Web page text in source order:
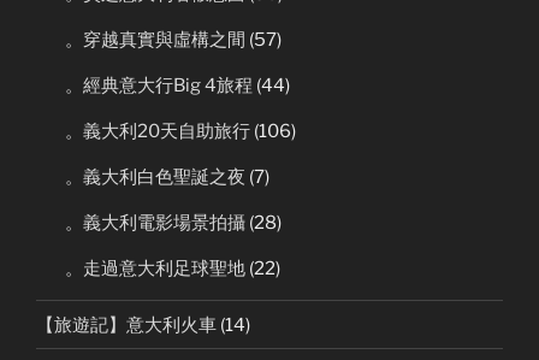
。穿越真實與虛構之間 (57)
。經典意大行Big 4旅程 (44)
。義大利20天自助旅行 (106)
。義大利白色聖誕之夜 (7)
。義大利電影場景拍攝 (28)
。走過意大利足球聖地 (22)
【旅遊記】意大利火車 (14)